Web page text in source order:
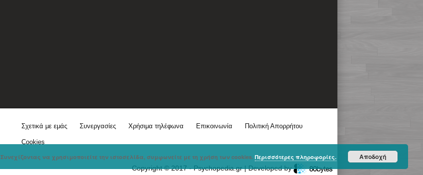
Σχετικά με εμάς Συνεργασίες Χρήσιμα τηλέφωνα Επικοινωνία Πολιτική Απορρήτου
Cookies
Copyright © 2017 - Psychopedia.gr | Developed by
Συνεχίζοντας να χρησιμοποιείτε την ιστοσελίδα, συμφωνείτε με τη χρήση των cookies. Περισσότερες πληροφορίες. Αποδοχή